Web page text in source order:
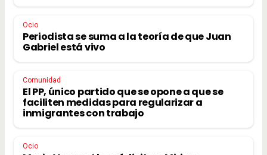
Ocio
Periodista se suma a la teoría de que Juan
Gabriel está vivo
Comunidad
El PP, único partido que se opone a que se
faciliten medidas para regularizar a
inmigrantes con trabajo
Ocio